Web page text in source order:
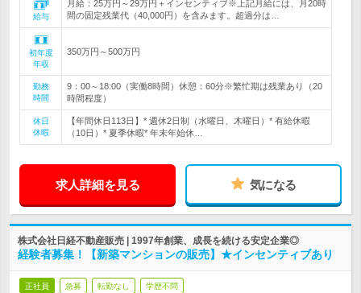
給与
月給：25万円～29万円＋インセンティブ※上記月給には、月20時
間の固定残業代（40,000円）を含みます。超過分は…
初年度
年収
350万円～500万円
勤務
時間
9：00～18:00（実働8時間）休憩：60分※繁忙期は残業あり（20
時間程度）
休日
休暇
【年間休日113日】* 週休2日制（水曜日、木曜日）* 有給休暇
（10日）* 夏季休暇* 年末年始休…
求人詳細を見る 気になる
株式会社日経不動産販売 | 1997年創業、成長を続ける安定企業◎
経験者募集！【新築マンションの販売】★インセンティブあり
正社員 急募 転勤なし 学歴不問